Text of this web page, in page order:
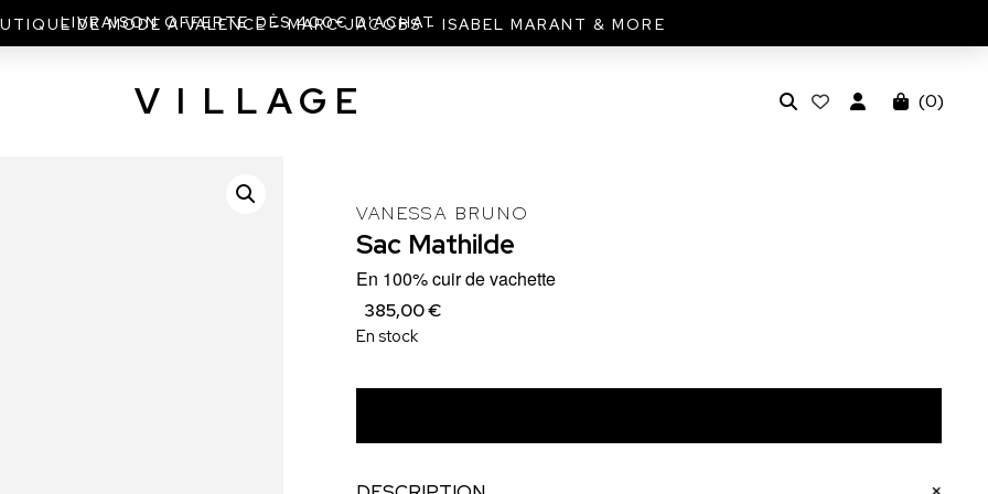
DE MODE À VALENCE - MARC JACOBS - ISABEL MARANT & MORE
V I L L AG E (0)
VANESSA BRUNO
Sac Mathilde
En 100% cuir de vachette
385,00 €
En stock